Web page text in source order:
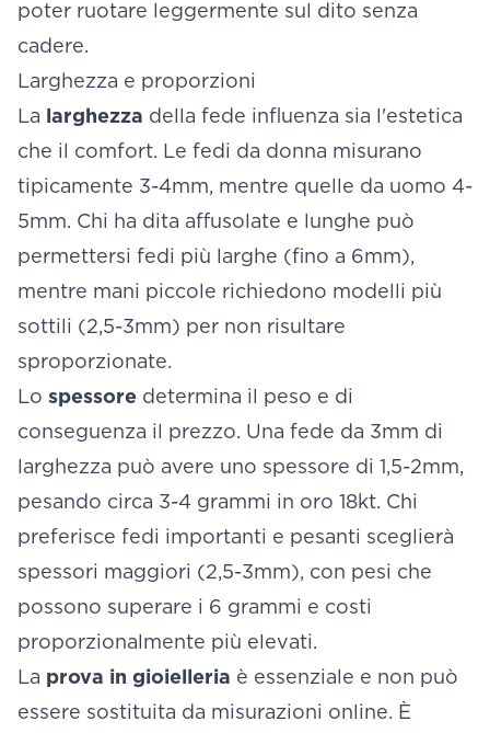
poter ruotare leggermente sul dito senza
cadere.
Larghezza e proporzioni
La larghezza della fede influenza sia l'estetica
che il comfort. Le fedi da donna misurano
tipicamente 3-4mm, mentre quelle da uomo 4-
5mm. Chi ha dita affusolate e lunghe può
permettersi fedi più larghe (fino a 6mm),
mentre mani piccole richiedono modelli più
sottili (2,5-3mm) per non risultare
sproporzionate.
Lo spessore determina il peso e di
conseguenza il prezzo. Una fede da 3mm di
larghezza può avere uno spessore di 1,5-2mm,
pesando circa 3-4 grammi in oro 18kt. Chi
preferisce fedi importanti e pesanti sceglierà
spessori maggiori (2,5-3mm), con pesi che
possono superare i 6 grammi e costi
proporzionalmente più elevati.
La prova in gioielleria è essenziale e non può
essere sostituita da misurazioni online. È